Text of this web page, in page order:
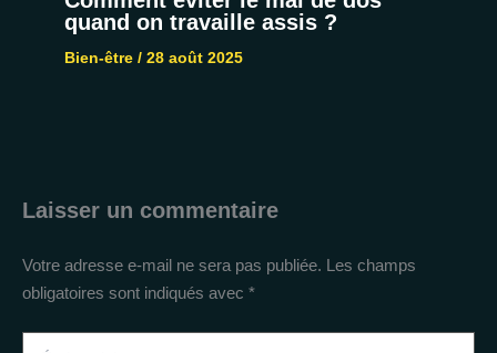
quand on travaille assis ?
Bien-être/ 28 août 2025
Laisser un commentaire
Votre adresse e-mail ne sera pas publiée. Les champs
obligatoires sont indiqués avec *